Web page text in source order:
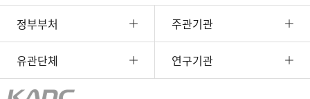
정부부처 주관기관
유관단체 연구기관